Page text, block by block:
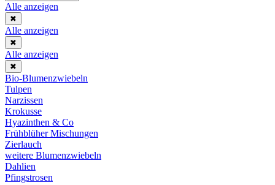
Alle anzeigen
✖
Alle anzeigen
✖
Alle anzeigen
✖
Bio-Blumenzwiebeln
Tulpen
Narzissen
Krokusse
Hyazinthen & Co
Frühblüher Mischungen
Zierlauch
weitere Blumenzwiebeln
Dahlien
Pfingstrosen